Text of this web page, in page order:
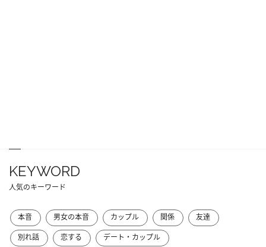
KEYWORD
人気のキーワード
本音 男女の本音 カップル 関係
友達
別れ話
恋する デート・カップル